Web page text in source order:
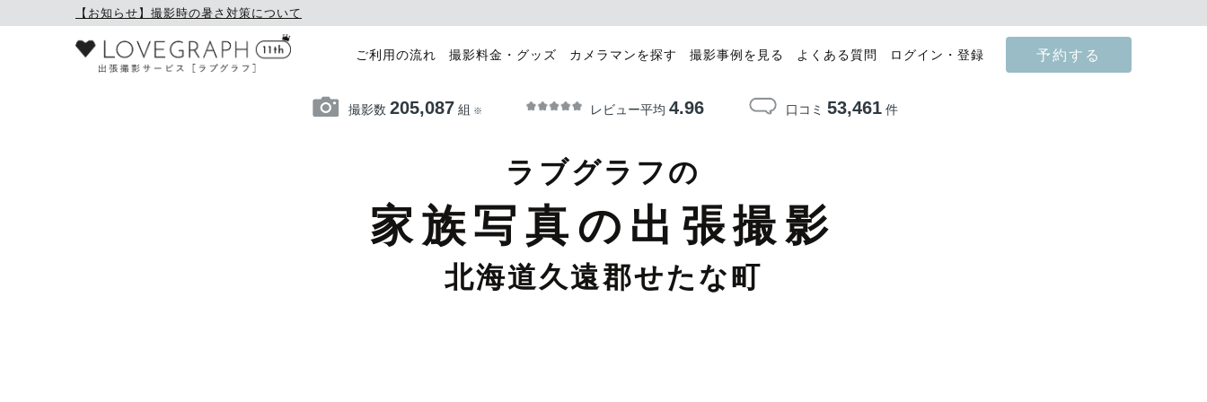
【お知らせ】撮影時の暑さ対策について
ご利用の流れ 撮影料金・グッズ カメラマンを探す 撮影事例を見る よくある質問 ログイン・登録 予約する
撮影数 205,087 組 ※ レビュー平均 4.96 口コミ 53,461件
ラブグラフの
家族写真の出張撮影
北海道久遠郡せたな町